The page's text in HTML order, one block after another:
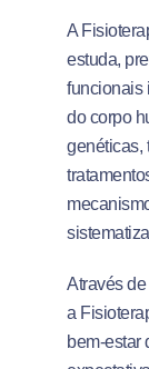
A
estuda,
funcionais
do corpo
genéticas,
Através
a
bem-estar